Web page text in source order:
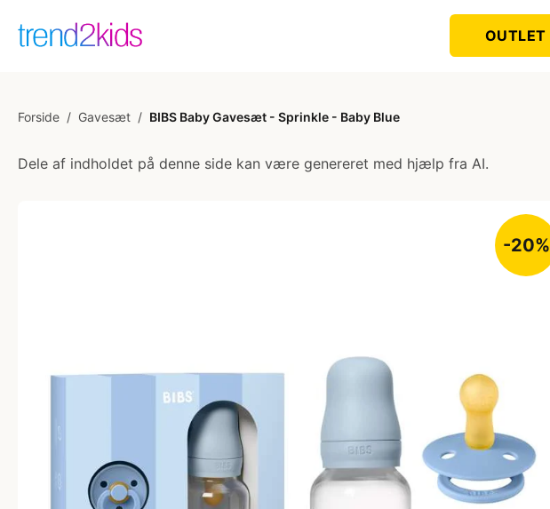
OUTLET
Forside / Gavesæt / BIBS Baby Gavesæt - Sprinkle - Baby Blue
Dele af indholdet på denne side kan være genereret med hjælp fra AI.
-20%